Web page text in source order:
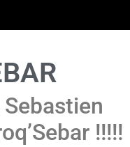
!!!!!